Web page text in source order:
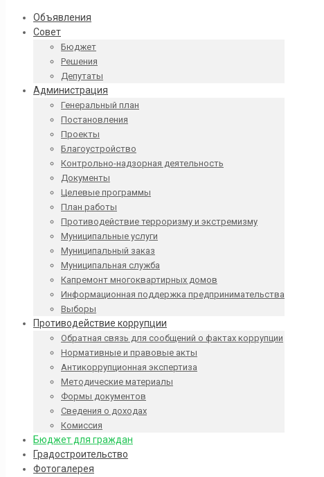
Объявления
Совет
Бюджет
Решения
Депутаты
Администрация
Генеральный план
Постановления
Проекты
Благоустройство
Контрольно-надзорная деятельность
Документы
Целевые программы
План работы
Противодействие терроризму и экстремизму
Муниципальные услуги
Муниципальный заказ
Муниципальная служба
Капремонт многоквартирных домов
Информационная поддержка предпринимательства
Выборы
Противодействие коррупции
Обратная связь для сообщений о фактах коррупции
Нормативные и правовые акты
Антикоррупционная экспертиза
Методические материалы
Формы документов
Сведения о доходах
Комиссия
Бюджет для граждан
Градостроительство
Фотогалерея